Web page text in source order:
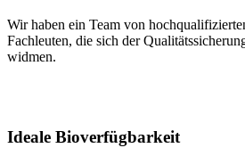
Wir haben ein Team von
Fachleuten, die sich der
widmen.
Ideale Bioverfügbarkeit